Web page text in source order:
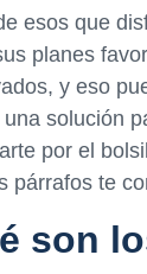
esos que
planes
y eso
solución
por el
párrafos te
son